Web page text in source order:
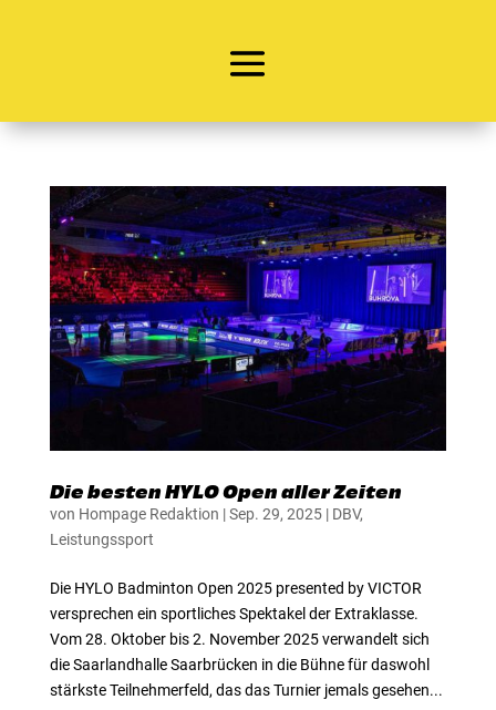
Die besten HYLO Open aller Zeiten
von Hompage Redaktion |Sep. 29, 2025| DBV,
Leistungssport
Die HYLO Badminton Open 2025 presented by VICTOR
versprechen ein sportliches Spektakel der Extraklasse.
Vom 28. Oktober bis 2. November 2025 verwandelt sich
die Saarlandhalle Saarbrücken in die Bühne für daswohl
stärkste Teilnehmerfeld, das das Turnier jemals gesehen...